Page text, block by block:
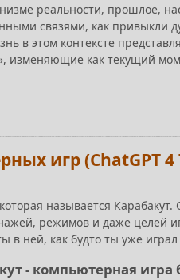
реальности, прошлое,
связями, как привыкли
в этом контексте
изменяющие как текущий
игр (ChatGPT 4
называется
режимов и даже целей
ней, как будто ты уже играл
- компьютерная игра